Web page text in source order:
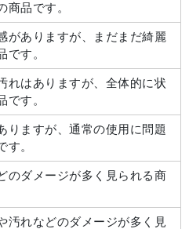
商品です。
がありますが、まだまだ綺麗
です。
れはありますが、全体的に状
です。
りますが、通常の使用に問題
す。
のダメージが多く見られる商
汚れなどのダメージが多く見